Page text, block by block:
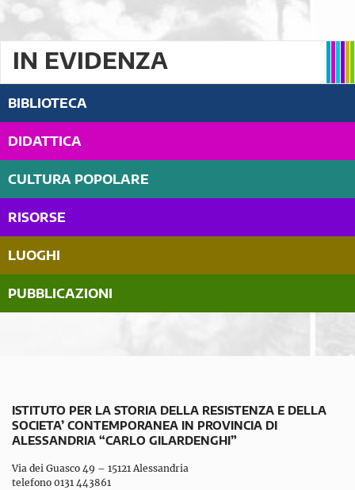
IN EVIDENZA
BIBLIOTECA
DIDATTICA
CULTURA POPOLARE
RISORSE
LUOGHI
PUBBLICAZIONI
ISTITUTO PER LA STORIA DELLA RESISTENZA E DELLA
SOCIETA’ CONTEMPORANEA IN PROVINCIA DI
ALESSANDRIA “CARLO GILARDENGHI”
Via dei Guasco 49 – 15121 Alessandria
telefono 0131 443861